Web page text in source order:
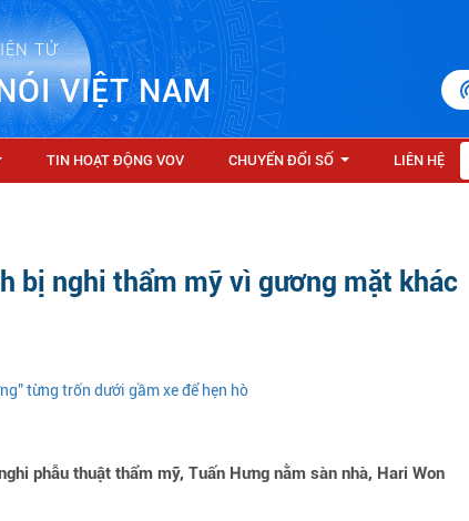
TỬ
VIỆT NAM
TIN HOẠT ĐỘNG VOV CHUYỂN ĐỔI SỐ LIÊN HỆ
bị nghi thẩm mỹ vì gương mặt khác
từng trốn dưới gầm xe để hẹn hò
phẫu thuật thẩm mỹ, Tuấn Hưng nằm sàn nhà, Hari Won